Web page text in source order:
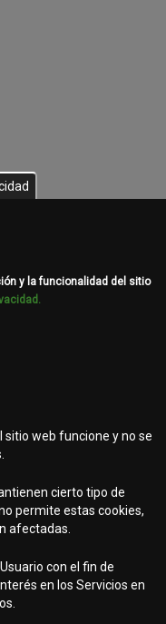
y la funcionalidad del sitio
sitio web funcione y no se
cierto tipo de
permite estas cookies,
afectadas.
con el fin de
en los Servicios en